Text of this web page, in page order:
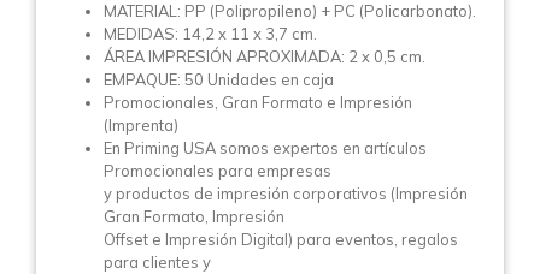
MATERIAL: PP (Polipropileno) + PC (Policarbonato).
MEDIDAS: 14,2 x 11 x 3,7 cm.
ÁREA IMPRESIÓN APROXIMADA: 2 x 0,5 cm.
EMPAQUE: 50 Unidades en caja
Promocionales, Gran Formato e Impresión
(Imprenta)
En Priming USA somos expertos en artículos
Promocionales para empresas
y productos de impresión corporativos (Impresión
Gran Formato, Impresión
Offset e Impresión Digital) para eventos, regalos
para clientes y